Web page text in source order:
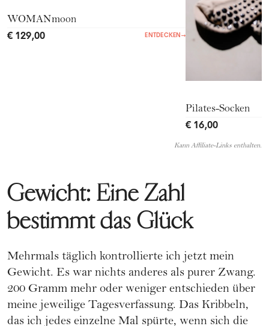
WOMANmoon
€ 129,00 ENTDECKEN →
Pilates-Socken
€ 16,00
Kann Affiliate-Links enthalten.
Gewicht: Eine Zahl
bestimmt das Glück
Mehrmals täglich kontrollierte ich jetzt mein
Gewicht. Es war nichts anderes als purer Zwang.
200 Gramm mehr oder weniger entschieden über
meine jeweilige Tagesverfassung. Das Kribbeln,
das ich jedes einzelne Mal spürte, wenn sich die